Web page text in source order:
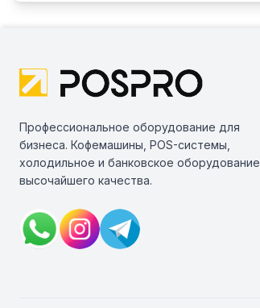
Профессиональное оборудование для
бизнеса. Кофемашины, POS-системы,
холодильное и банковское оборудование
высочайшего качества.